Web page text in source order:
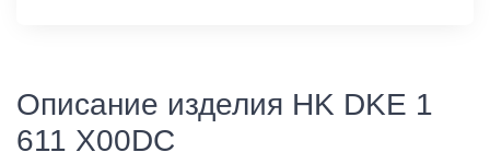
Описание изделия HK DKE 1
611 X00DC